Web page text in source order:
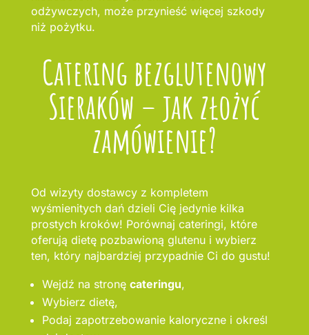
odżywczych, może przynieść więcej szkody
niż pożytku.
Catering bezglutenowy
Sieraków – jak złożyć
zamówienie?
Od wizyty dostawcy z kompletem
wyśmienitych dań dzieli Cię jedynie kilka
prostych kroków! Porównaj cateringi, które
oferują dietę pozbawioną glutenu i wybierz
ten, który najbardziej przypadnie Ci do gustu!
Wejdź na stronę cateringu,
Wybierz dietę,
Podaj zapotrzebowanie kaloryczne i określ